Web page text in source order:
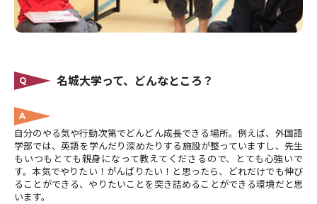
Q 名城大学って、どんなところ？
A
自分のやる気や行動次第でどんどん成長できる場所。例えば、外国語
学部では、英語を学んだり深めたりする施設が整っていますし、先生
もいつもとても親身になって教えてくださるので、とても心強いで
す。本気でやりたい！がんばりたい！と思ったら、どれだけでも伸び
ることができる、やりたいことを突き詰めることができる環境だと思
います。